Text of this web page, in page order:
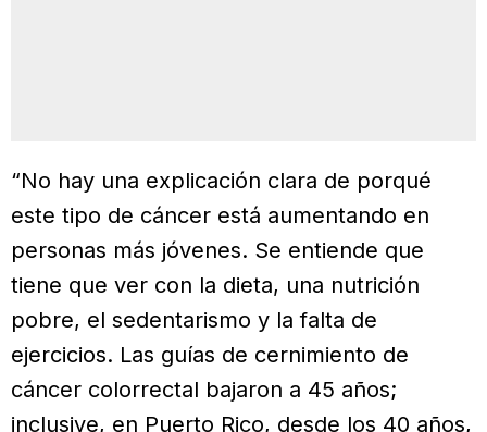
“No hay una explicación clara de porqué
este tipo de cáncer está aumentando en
personas más jóvenes. Se entiende que
tiene que ver con la dieta, una nutrición
pobre, el sedentarismo y la falta de
ejercicios. Las guías de cernimiento de
cáncer colorrectal bajaron a 45 años;
inclusive, en Puerto Rico, desde los 40 años,